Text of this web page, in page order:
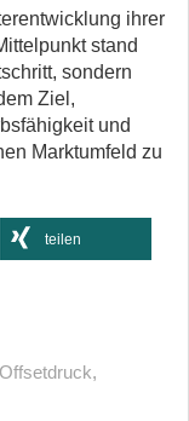
ihrer
stand
sondern
Ziel,
und
Marktumfeld zu
teilen
Offsetdruck,